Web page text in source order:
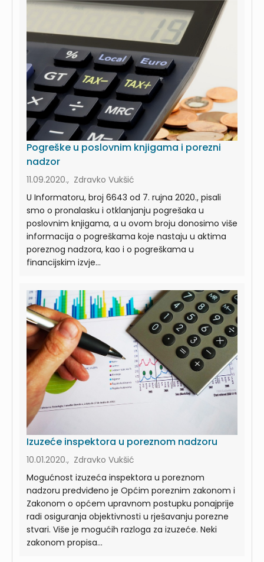
Pogreške u poslovnim knjigama i porezni
nadzor
11.09.2020., Zdravko Vukšić
U Informatoru, broj 6643 od 7. rujna 2020., pisali
smo o pronalasku i otklanjanju pogrešaka u
poslovnim knjigama, a u ovom broju donosimo više
informacija o pogreškama koje nastaju u aktima
poreznog nadzora, kao i o pogreškama u
financijskim izvje...
Izuzeće inspektora u poreznom nadzoru
10.01.2020., Zdravko Vukšić
Mogućnost izuzeća inspektora u poreznom
nadzoru predviđeno je Općim poreznim zakonom i
Zakonom o općem upravnom postupku ponajprije
radi osiguranja objektivnosti u rješavanju porezne
stvari. Više je mogućih razloga za izuzeće. Neki
zakonom propisa...